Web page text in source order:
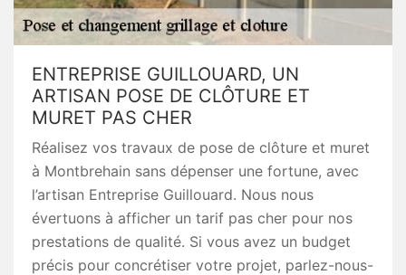
ENTREPRISE GUILLOUARD, UN
ARTISAN POSE DE CLÔTURE ET
MURET PAS CHER
Réalisez vos travaux de pose de clôture et muret
à Montbrehain sans dépenser une fortune, avec
l’artisan Entreprise Guillouard. Nous nous
évertuons à afficher un tarif pas cher pour nos
prestations de qualité. Si vous avez un budget
précis pour concrétiser votre projet, parlez-nous-